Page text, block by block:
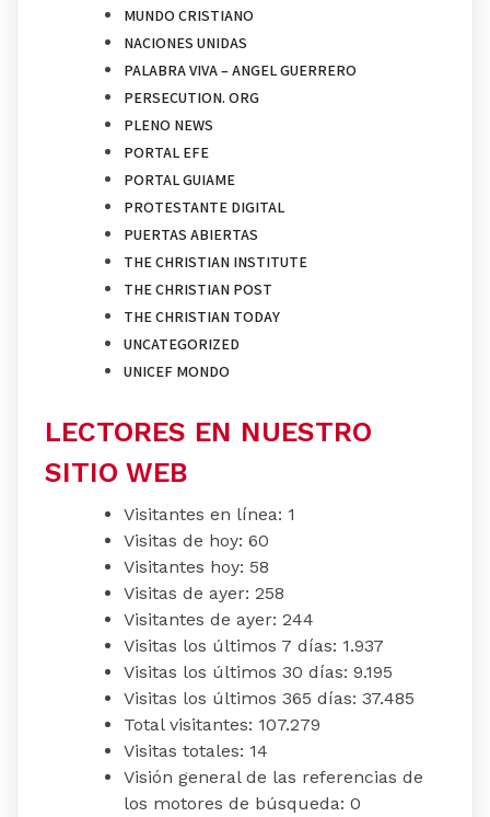
MUNDO CRISTIANO
NACIONES UNIDAS
PALABRA VIVA – ANGEL GUERRERO
PERSECUTION. ORG
PLENO NEWS
PORTAL EFE
PORTAL GUIAME
PROTESTANTE DIGITAL
PUERTAS ABIERTAS
THE CHRISTIAN INSTITUTE
THE CHRISTIAN POST
THE CHRISTIAN TODAY
UNCATEGORIZED
UNICEF MONDO
LECTORES EN NUESTRO
SITIO WEB
Visitantes en línea: 1
Visitas de hoy: 60
Visitantes hoy: 58
Visitas de ayer: 258
Visitantes de ayer: 244
Visitas los últimos 7 días: 1.937
Visitas los últimos 30 días: 9.195
Visitas los últimos 365 días: 37.485
Total visitantes: 107.279
Visitas totales: 14
Visión general de las referencias de
los motores de búsqueda: 0